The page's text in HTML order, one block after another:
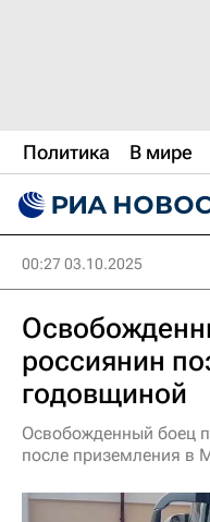
Политика В мире
00:27 03.10.2025
россиянин
годовщиной
Освобожденный боец
после приземления в